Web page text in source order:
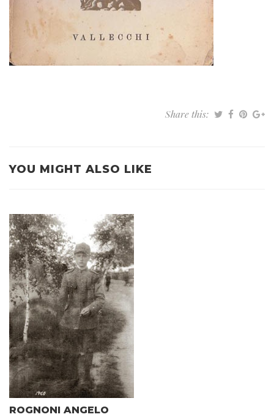
Share this:
YOU MIGHT ALSO LIKE
ROGNONI ANGELO